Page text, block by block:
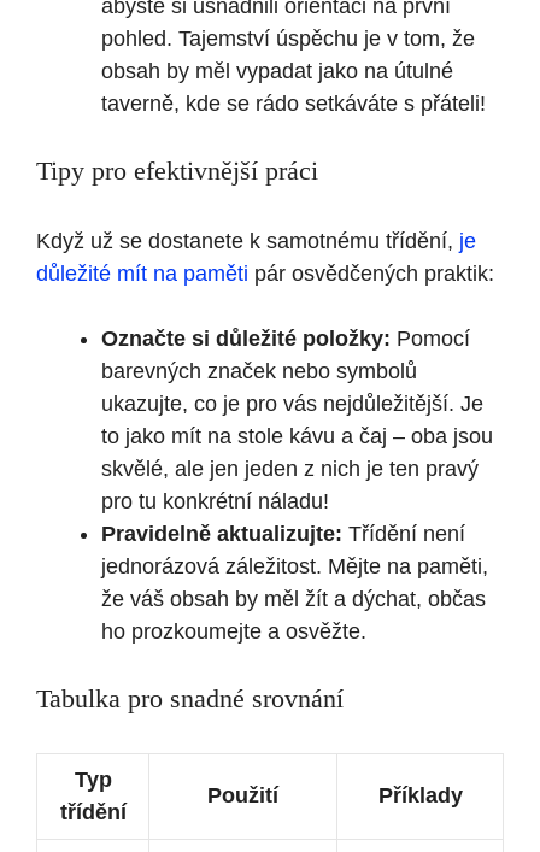
abyste si usnadnili orientaci na první
pohled. Tajemství úspěchu je v tom, že
obsah by měl vypadat jako na útulné
taverně, kde se rádo setkáváte s přáteli!
Tipy pro efektivnější práci
Když už se dostanete k samotnému třídění, je
důležité mít na paměti pár osvědčených praktik:
Označte si důležité položky: Pomocí
barevných značek nebo symbolů
ukazujte, co je pro vás nejdůležitější. Je
to jako mít na stole kávu a čaj – oba jsou
skvělé, ale jen jeden z nich je ten pravý
pro tu konkrétní náladu!
Pravidelně aktualizujte: Třídění není
jednorázová záležitost. Mějte na paměti,
že váš obsah by měl žít a dýchat, občas
ho prozkoumejte a osvěžte.
Tabulka pro snadné srovnání
Typ
třídění
Použití Příklady